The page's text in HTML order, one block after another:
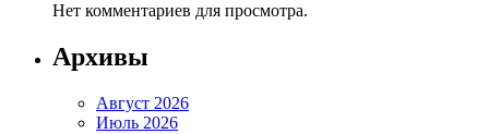
Нет комментариев для просмотра.
Архивы
Август 2026
Июль 2026